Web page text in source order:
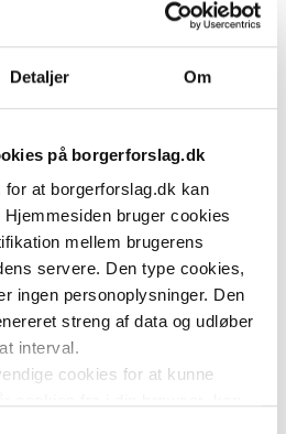
Detaljer Om
på borgerforslag.dk
at borgerforslag.dk kan
bruger cookies
mellem brugerens
servere. Den type cookies,
ingen personoplysninger. Den
streng af data og udløber
interval.
cookies for at kunne
efter samme
en individuel rettighed,
har arbejdet
livet og bør ikke
afhængige af en
folkepension
uden modregning
eller ægteskab,